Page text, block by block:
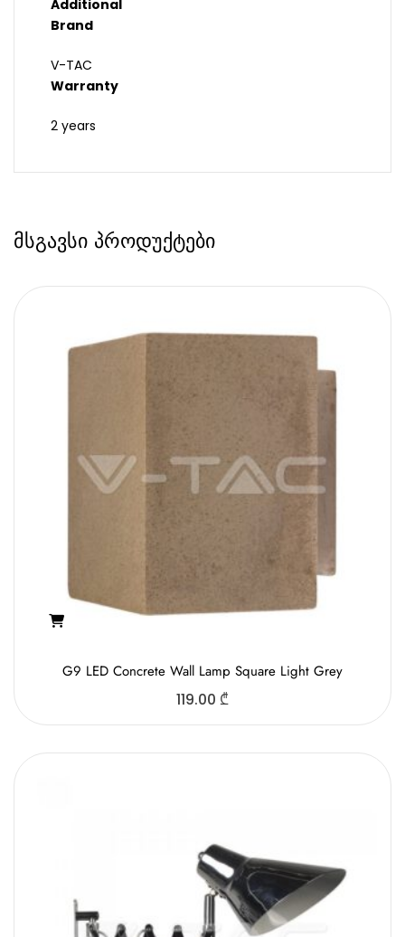
Additional
Brand
V-TAC
Warranty
2 years
მსგავსი პროდუქტები
G9 LED Concrete Wall Lamp Square Light Grey
119.00 ₾